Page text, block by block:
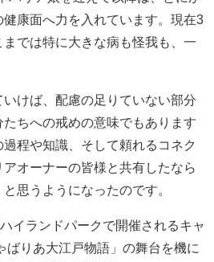
健康面へ力を入れています。現在3
では特に大きな病も怪我も、一
けば、配慮の足りていない部分
ちへの戒めの意味でもあります
程や知識、そして頼れるコネク
オーナーの皆様と共有したなら
思うようになったのです。
イランドパークで開催されるキャ
ばりあ大江戸物語」の舞台を機に